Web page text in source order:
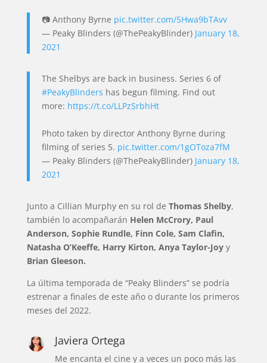
📷 Anthony Byrne pic.twitter.com/5Hwa9bTAvv
— Peaky Blinders (@ThePeakyBlinder) January 18,
2021
The Shelbys are back in business. Series 6 of
#PeakyBlinders has begun filming. Find out
more: https://t.co/LLPzSrbhHt
Photo taken by director Anthony Byrne during
filming of series 5. pic.twitter.com/1gOToza7fM
— Peaky Blinders (@ThePeakyBlinder) January 18,
2021
Junto a Cillian Murphy en su rol de Thomas Shelby,
también lo acompañarán Helen McCrory, Paul
Anderson, Sophie Rundle, Finn Cole, Sam Clafin,
Natasha O’Keeffe, Harry Kirton, Anya Taylor-Joy y
Brian Gleeson.
La última temporada de “Peaky Blinders” se podría
estrenar a finales de este año o durante los primeros
meses del 2022.
Javiera Ortega
Me encanta el cine y a veces un poco más las